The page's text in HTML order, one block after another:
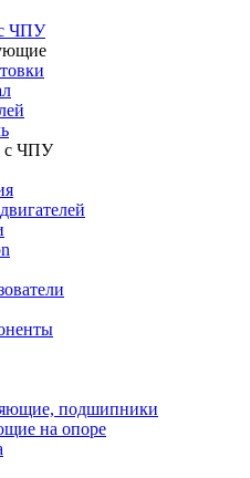
ЧПУ
с ЧПУ
подшипники
на опоре